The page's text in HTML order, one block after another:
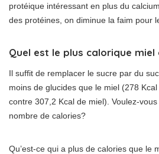
protéique intéressant en plus du
des protéines, on diminue la faim pour
Quel est le plus calorique
Il suffit de remplacer le sucre par du
moins de glucides que le miel (278
contre 307,2 Kcal de miel). Voulez-
nombre de calories?
Qu’est-ce qui a plus de calories que le